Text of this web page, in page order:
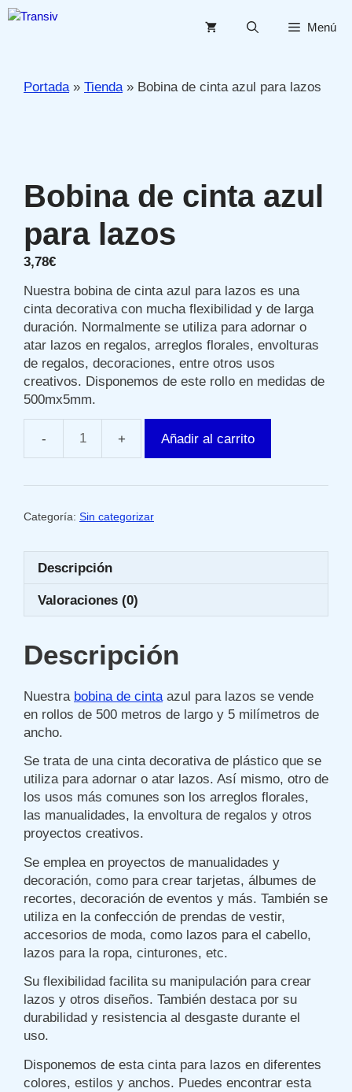
Saltar
Menú
Portada» Tienda» Bobina de cinta azul para lazos
Bobina de cinta azul
para lazos
3,78€
Nuestra bobina de cinta azul para lazos es una
cinta decorativa con mucha flexibilidad y de larga
duración. Normalmente se utiliza para adornar o
atar lazos en regalos, arreglos florales, envolturas
de regalos, decoraciones, entre otros usos
creativos. Disponemos de este rollo en medidas de
500mx5mm.
Bobina
cinta
para
cantidad
Añadir al carrito
Categoría: Sin categorizar
Descripción
Valoraciones (0)
Descripción
Nuestra bobina de cinta azul para lazos se vende
en rollos de 500 metros de largo y 5 milímetros de
ancho.
Se trata de una cinta decorativa de plástico que se
utiliza para adornar o atar lazos. Así mismo, otro de
los usos más comunes son los arreglos florales,
las manualidades, la envoltura de regalos y otros
proyectos creativos.
Se emplea en proyectos de manualidades y
decoración, como para crear tarjetas, álbumes de
recortes, decoración de eventos y más. También se
utiliza en la confección de prendas de vestir,
accesorios de moda, como lazos para el cabello,
lazos para la ropa, cinturones, etc.
Su flexibilidad facilita su manipulación para crear
lazos y otros diseños. También destaca por su
durabilidad y resistencia al desgaste durante el
uso.
Disponemos de esta cinta para lazos en diferentes
colores, estilos y anchos. Puedes encontrar esta